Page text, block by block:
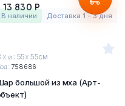
13 830 Р
в наличии Доставка 1 - 3 дня
х ⌀ : 55х 55см
758686
большой из мха (Арт-
растения